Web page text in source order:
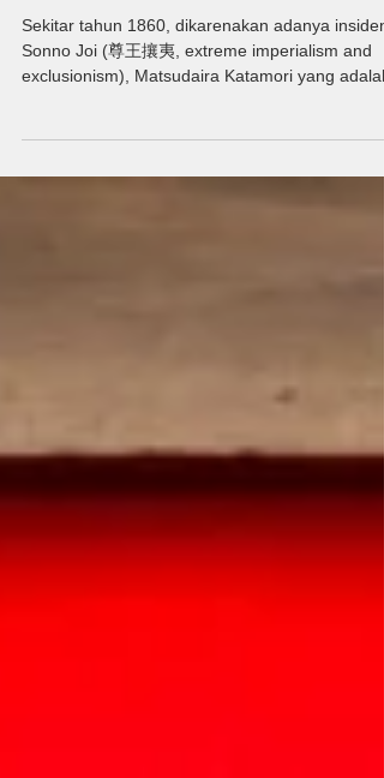
Patung Matsudaira Katamori
Sekitar tahun 1860, dikarenakan adanya insiden